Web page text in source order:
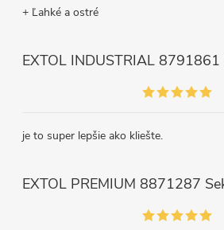
+ Ľahké a ostré
je to super lepšie ako kliešte.